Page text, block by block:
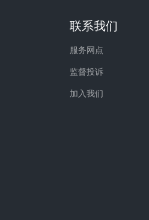
联系我们
服务网点
监督投诉
加入我们